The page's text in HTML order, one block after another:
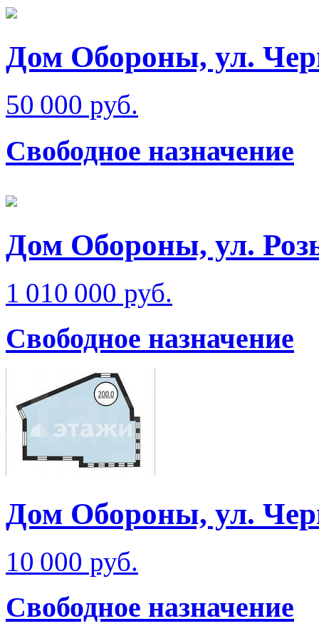
Дом Обороны, ул.
50 000 руб.
Свободное назначение
Дом Обороны, ул.
1 010 000 руб.
Свободное назначение
Дом Обороны, ул.
10 000 руб.
Свободное назначение